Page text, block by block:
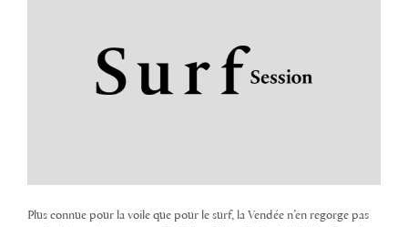
Plus connue pour la voile que pour le surf, la Vendée n’en regorge pas